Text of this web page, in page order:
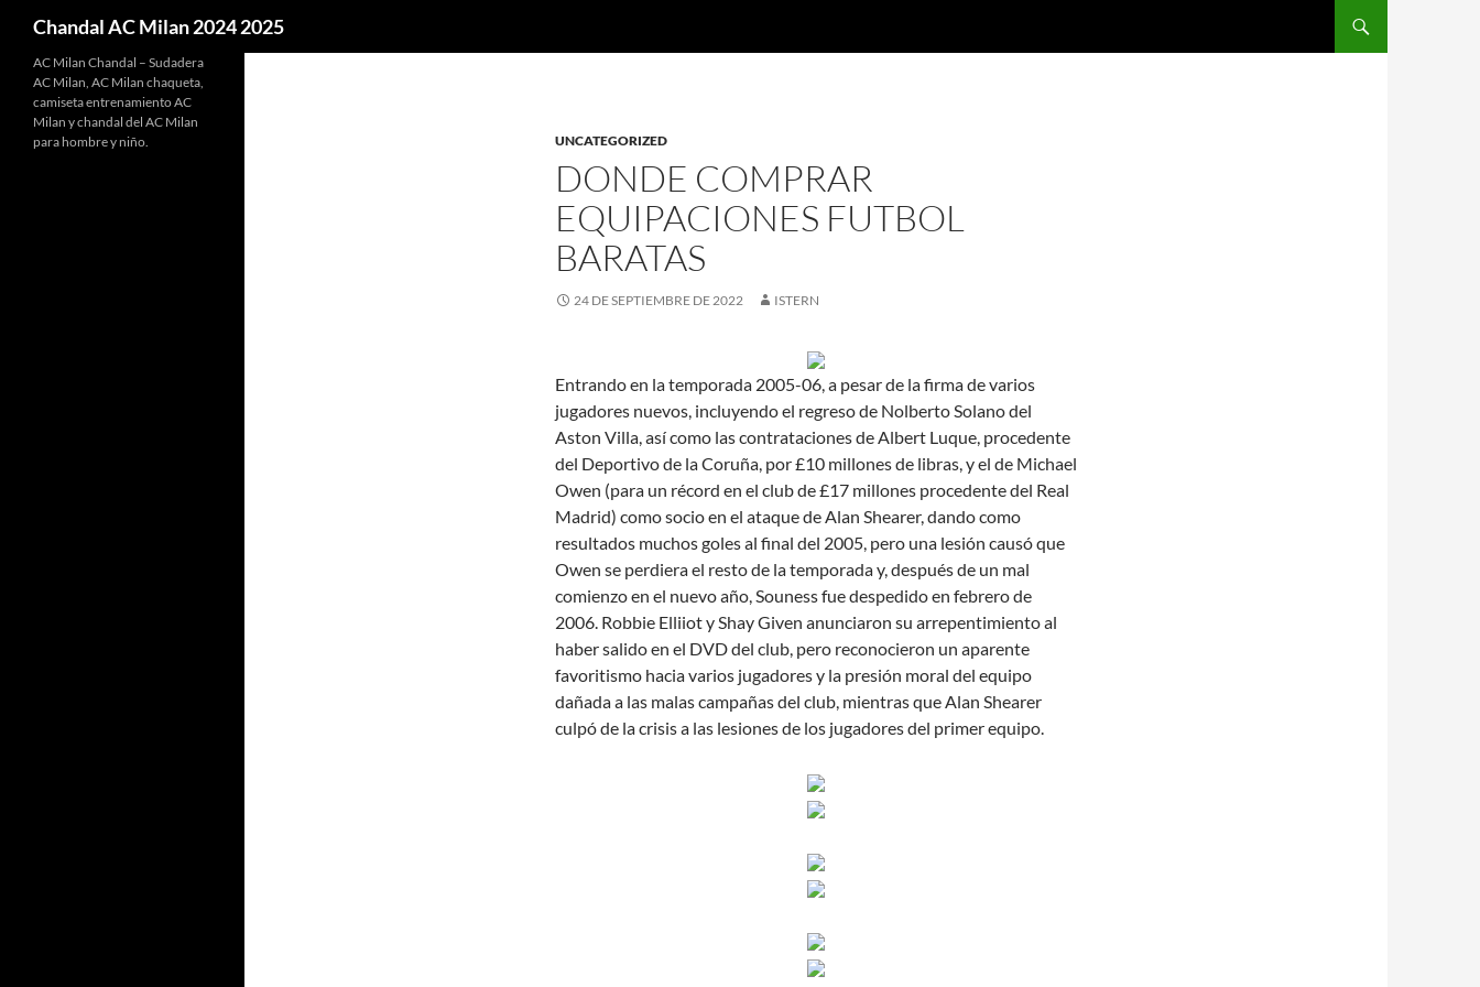
Chandal AC Milan 2024 2025
UNCATEGORIZED
DONDE COMPRAR
EQUIPACIONES FUTBOL
BARATAS
24 DE SEPTIEMBRE DE 2022 ISTERN
Entrando en la temporada 2005-06, a pesar de la firma de varios
jugadores nuevos, incluyendo el regreso de Nolberto Solano del
Aston Villa, así como las contrataciones de Albert Luque, procedente
del Deportivo de la Coruña, por £10 millones de libras, y el de Michael
Owen (para un récord en el club de £17 millones procedente del Real
Madrid) como socio en el ataque de Alan Shearer, dando como
resultados muchos goles al final del 2005, pero una lesión causó que
Owen se perdiera el resto de la temporada y, después de un mal
comienzo en el nuevo año, Souness fue despedido en febrero de
2006. Robbie Elliiot y Shay Given anunciaron su arrepentimiento al
haber salido en el DVD del club, pero reconocieron un aparente
favoritismo hacia varios jugadores y la presión moral del equipo
dañada a las malas campañas del club, mientras que Alan Shearer
culpó de la crisis a las lesiones de los jugadores del primer equipo.
AC Milan Chandal – Sudadera
AC Milan, AC Milan chaqueta,
camiseta entrenamiento AC
Milan y chandal del AC Milan
para hombre y niño.